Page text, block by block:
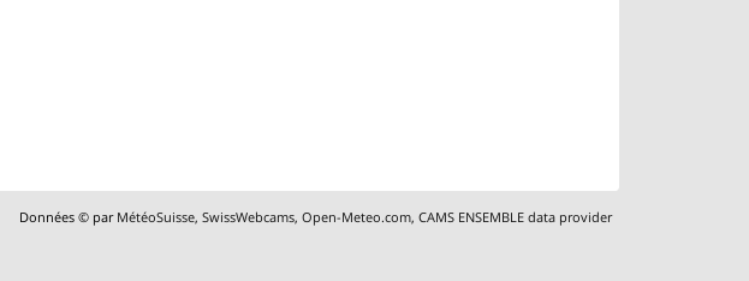
Données © par MétéoSuisse,SwissWebcams,Open-Meteo.com,CAMS ENSEMBLE data provider